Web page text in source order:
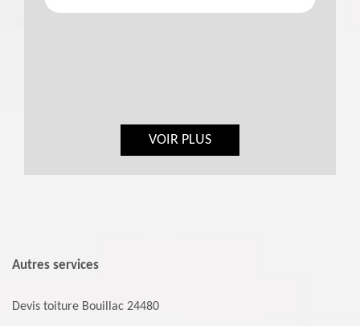
VOIR PLUS
Autres services
Devis toiture Bouillac 24480